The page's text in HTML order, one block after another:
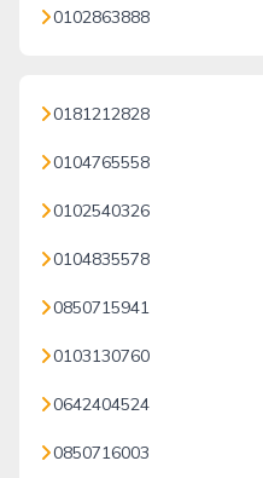
0102863888
0181212828
0104765558
0102540326
0104835578
0850715941
0103130760
0642404524
0850716003